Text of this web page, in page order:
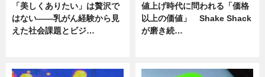
「美しくありたい」は贅沢で
はない――乳がん経験から見
えた社会課題とビジ…
値上げ時代に問われる「価格
以上の価値」 Shake Shack
が磨き続…